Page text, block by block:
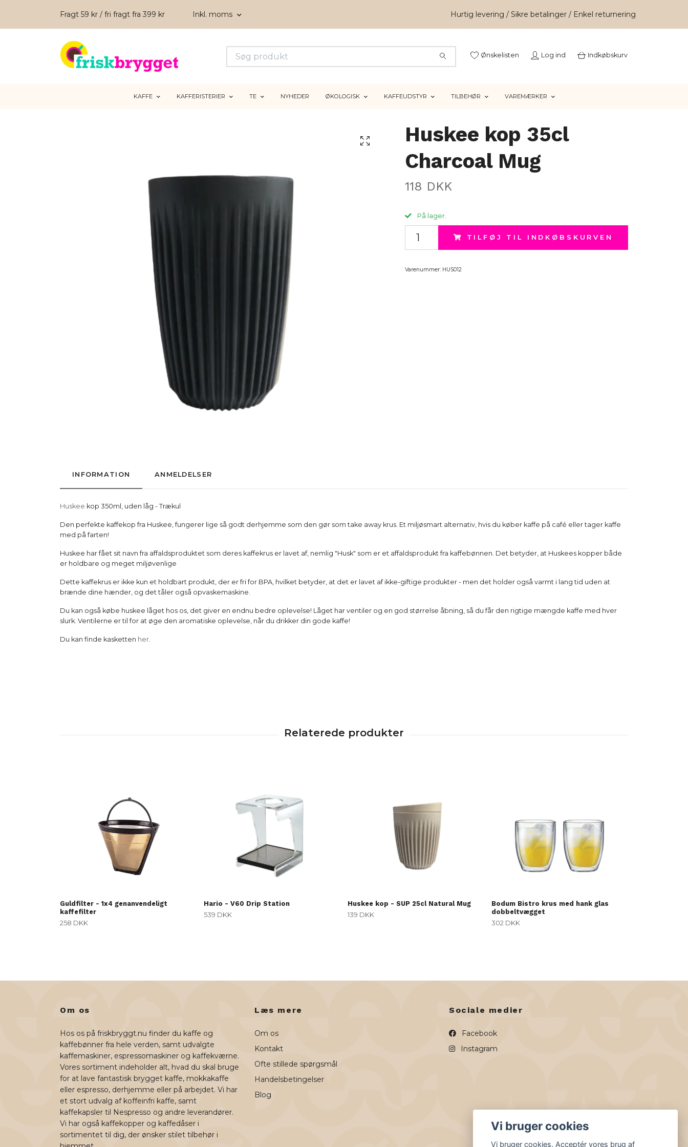
Fragt 59 kr / fri fragt fra 399 kr Inkl. moms Hurtig levering / Sikre betalinger / Enkel returnering
Ønskelisten Log ind Indkøbskurv
KAFFE KAFFERISTERIER TE NYHEDER ØKOLOGISK KAFFEUDSTYR TILBEHØR VAREMÆRKER
Huskee kop 35cl
Charcoal Mug
118 DKK
På lager.
TILFØJ TIL INDKØBSKURVEN
Varenummer: HUS012
INFORMATION ANMELDELSER
Huskee kop 350ml, uden låg - Trækul
Den perfekte kaffekop fra Huskee, fungerer lige så godt derhjemme som den gør som take away krus. Et miljøsmart alternativ, hvis du køber kaffe på café eller tager kaffe
med på farten!
Huskee har fået sit navn fra affaldsproduktet som deres kaffekrus er lavet af, nemlig "Husk" som er et affaldsprodukt fra kaffebønnen. Det betyder, at Huskees kopper både
er holdbare og meget miljøvenlige
Dette kaffekrus er ikke kun et holdbart produkt, der er fri for BPA, hvilket betyder, at det er lavet af ikke-giftige produkter - men det holder også varmt i lang tid uden at
brænde dine hænder, og det tåler også opvaskemaskine.
Du kan også købe huskee låget hos os, det giver en endnu bedre oplevelse! Låget har ventiler og en god størrelse åbning, så du får den rigtige mængde kaffe med hver
slurk. Ventilerne er til for at øge den aromatiske oplevelse, når du drikker din gode kaffe!
Du kan finde kasketten her.
Guldfilter - 1x4 genanvendeligt
kaffefilter
258 DKK
Hario - V60 Drip Station
539 DKK
Huskee kop - SUP 25cl Natural Mug
139 DKK
Bodum Bistro krus med hank glas
dobbeltvægget
302 DKK
Om os
Hos os på friskbryggt.nu finder du kaffe og
kaffebønner fra hele verden, samt udvalgte
kaffemaskiner, espressomaskiner og kaffekværne.
Vores sortiment indeholder alt, hvad du skal bruge
for at lave fantastisk brygget kaffe, mokkakaffe
eller espresso, derhjemme eller på arbejdet. Vi har
et stort udvalg af koffeinfri kaffe, samt
kaffekapsler til Nespresso og andre leverandører.
Vi har også kaffekopper og kaffedåser i
sortimentet til dig, der ønsker stilet tilbehør i
Læs mere
Om os
Kontakt
Ofte stillede spørgsmål
Handelsbetingelser
Blog
Sociale medier
Facebook
Instagram
Vi bruger cookies
Vi bruger cookies. Acceptér vores brug af